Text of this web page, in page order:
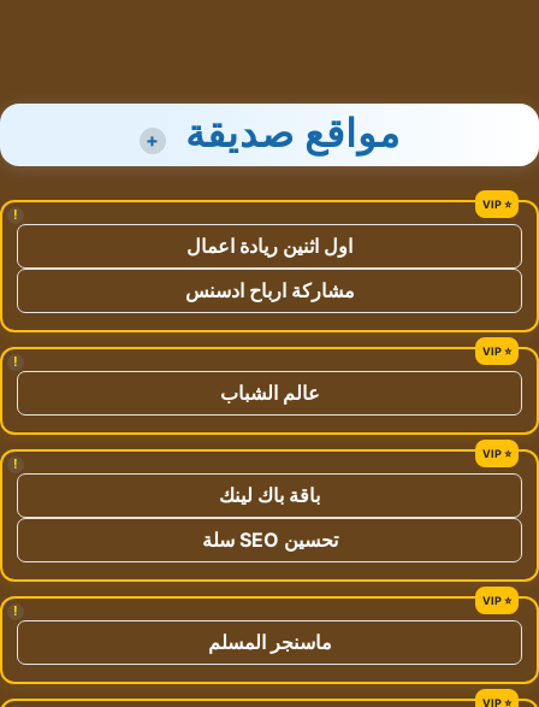
مواقع صديقة +
!
اول اثنين ريادة اعمال
مشاركة ارباح ادسنس
!
عالم الشباب
!
باقة باك لينك
تحسين SEO سلة
!
ماسنجر المسلم